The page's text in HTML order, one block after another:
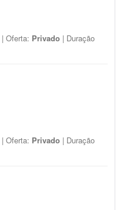
| Oferta: Privado | Duração
| Oferta: Privado | Duração